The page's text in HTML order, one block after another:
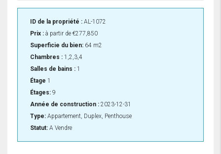
ID de la propriété : AL-1072
Prix : à partir de €277,850
Superficie du bien: 64 m2
Chambres : 1,2,3,4
Salles de bains : 1
Étage 1
Étages: 9
Année de construction : 2023-12-31
Type: Appartement, Duplex, Penthouse
Statut: A Vendre